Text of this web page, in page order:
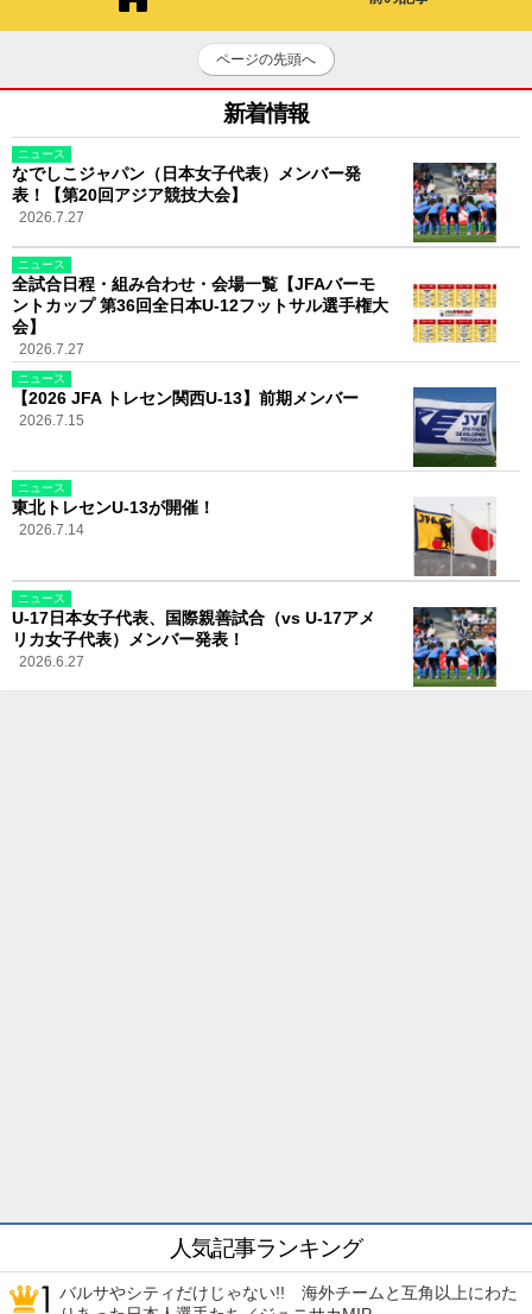
ページの先頭へ
新着情報
ニュース
なでしこジャパン（日本女子代表）メンバー発
表！【第20回アジア競技大会】
2026.7.27
ニュース
全試合日程・組み合わせ・会場一覧【JFAバーモ
ントカップ 第36回全日本U-12フットサル選手権大
会】
2026.7.27
ニュース
【2026 JFA トレセン関西U-13】前期メンバー
2026.7.15
ニュース
東北トレセンU-13が開催！
2026.7.14
ニュース
U-17日本女子代表、国際親善試合（vs U-17アメ
リカ女子代表）メンバー発表！
2026.6.27
人気記事ランキング
バルサやシティだけじゃない!! 海外チームと互角以上にわた